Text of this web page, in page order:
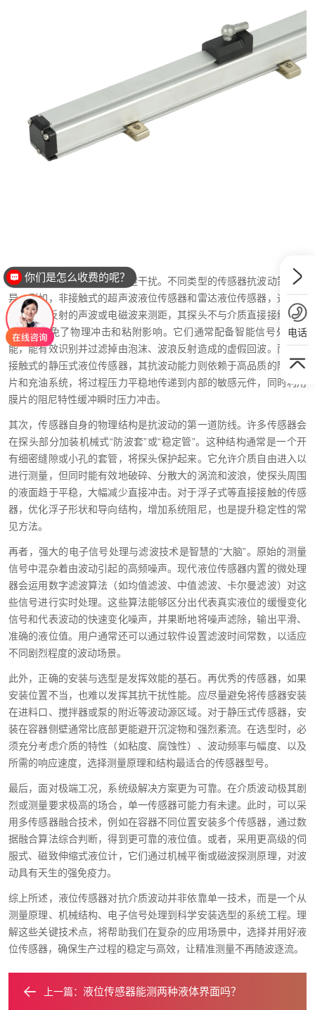
首先，从原理与设计源头规避干扰。不同类型的传感器抗波动策略各
异。例如，非接触式的超声波液位传感器和雷达液位传感器，通过发
射并接收反射的声波或电磁波来测距，其探头不与介质直接接触，从
根本上避免了物理冲击和粘附影响。它们通常配备智能信号处理功
能，能有效识别并过滤掉由泡沫、波浪反射造成的虚假回波。而对于
接触式的静压式液位传感器，其抗波动能力则依赖于高品质的隔离膜
片和充油系统，将过程压力平稳地传递到内部的敏感元件，同时利用
膜片的阻尼特性缓冲瞬时压力冲击。
其次，传感器自身的物理结构是抗波动的第一道防线。许多传感器会
在探头部分加装机械式“防波套”或“稳定管”。这种结构通常是一个开
有细密缝隙或小孔的套管，将探头保护起来。它允许介质自由进入以
进行测量，但同时能有效地破碎、分散大的涡流和波浪，使探头周围
的液面趋于平稳，大幅减少直接冲击。对于浮子式等直接接触的传感
器，优化浮子形状和导向结构，增加系统阻尼，也是提升稳定性的常
见方法。
再者，强大的电子信号处理与滤波技术是智慧的“大脑”。原始的测量
信号中混杂着由波动引起的高频噪声。现代液位传感器内置的微处理
器会运用数字滤波算法（如均值滤波、中值滤波、卡尔曼滤波）对这
些信号进行实时处理。这些算法能够区分出代表真实液位的缓慢变化
信号和代表波动的快速变化噪声，并果断地将噪声滤除，输出平滑、
准确的液位值。用户通常还可以通过软件设置滤波时间常数，以适应
不同剧烈程度的波动场景。
此外，正确的安装与选型是发挥效能的基石。再优秀的传感器，如果
安装位置不当，也难以发挥其抗干扰性能。应尽量避免将传感器安装
在进料口、搅拌器或泵的附近等波动源区域。对于静压式传感器，安
装在容器侧壁通常比底部更能避开沉淀物和强烈紊流。在选型时，必
须充分考虑介质的特性（如粘度、腐蚀性）、波动频率与幅度、以及
所需的响应速度，选择测量原理和结构最适合的传感器型号。
最后，面对极端工况，系统级解决方案更为可靠。在介质波动极其剧
烈或测量要求极高的场合，单一传感器可能力有未逮。此时，可以采
用多传感器融合技术，例如在容器不同位置安装多个传感器，通过数
据融合算法综合判断，得到更可靠的液位值。或者，采用更高级的伺
服式、磁致伸缩式液位计，它们通过机械平衡或磁波探测原理，对波
动具有天生的强免疫力。
综上所述，液位传感器对抗介质波动并非依靠单一技术，而是一个从
测量原理、机械结构、电子信号处理到科学安装选型的系统工程。理
解这些关键技术点，将帮助我们在复杂的应用场景中，选择并用好液
位传感器，确保生产过程的稳定与高效，让精准测量不再随波逐流。
上一篇： 液位传感器能测两种液体界面吗？
电话
你们是怎么收费的呢？